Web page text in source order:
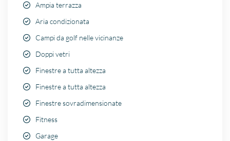
Ampia terrazza
Aria condizionata
Campi da golf nelle vicinanze
Doppi vetri
Finestre a tutta altezza
Finestre a tutta altezza
Finestre sovradimensionate
Fitness
Garage